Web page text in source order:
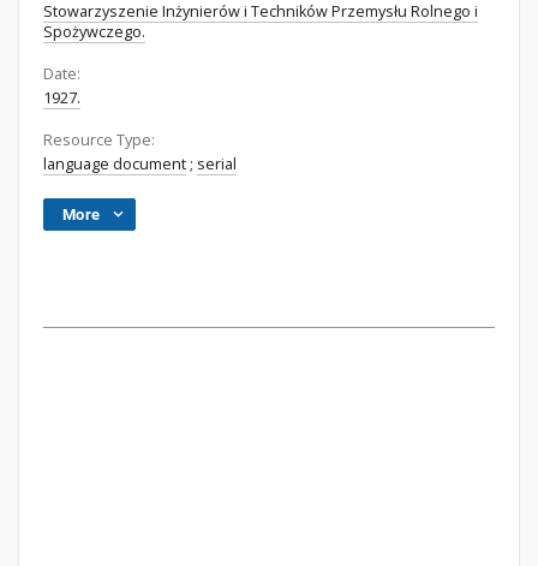
Stowarzyszenie Inżynierów i Techników Przemysłu Rolnego i
Spożywczego.
Date:
1927.
Resource Type:
language document ; serial
More